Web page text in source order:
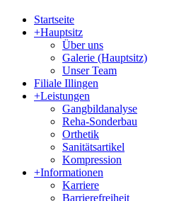
Startseite
+Hauptsitz
Über uns
Galerie (Hauptsitz)
Unser Team
Filiale Illingen
+Leistungen
Gangbildanalyse
Reha-Sonderbau
Orthetik
Sanitätsartikel
Kompression
+Informationen
Karriere
Barrierefreiheit